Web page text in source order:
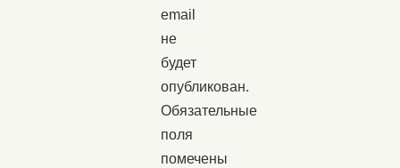
email
не
будет
опубликован.
Обязательные
поля
помечены